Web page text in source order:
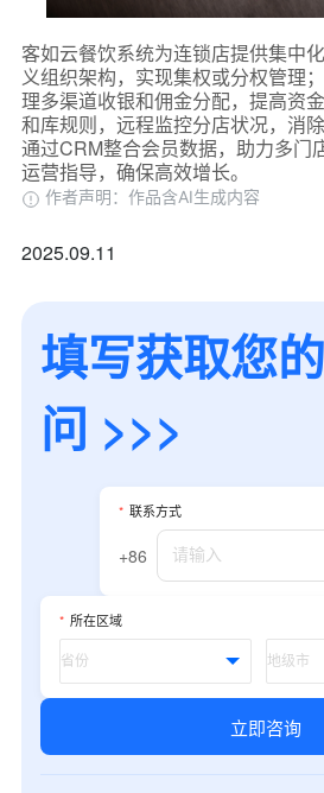
客如云餐饮系统为连锁店提供集中
义组织架构，实现集权或分权管理
理多渠道收银和佣金分配，提高资
和库规则，远程监控分店状况，消
通过CRM整合会员数据，助力多门
运营指导，确保高效增长。
作者声明：作品含AI生成内容
2025.09.11
填写获取您
问 >>>
* 联系方式
+86
* 所在区域
立即咨询
我是老客户，了解最